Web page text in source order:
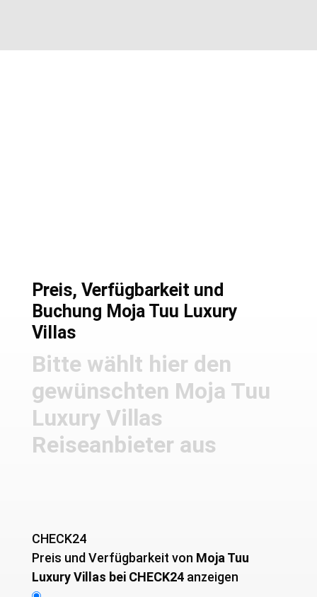
Preis, Verfügbarkeit und
Buchung Moja Tuu Luxury
Villas
Bitte wählt hier den
gewünschten Moja Tuu
Luxury Villas
Reiseanbieter aus
CHECK24
Preis und Verfügbarkeit von ­ Moja Tuu
Luxury Villas bei CHECK24 anzeigen